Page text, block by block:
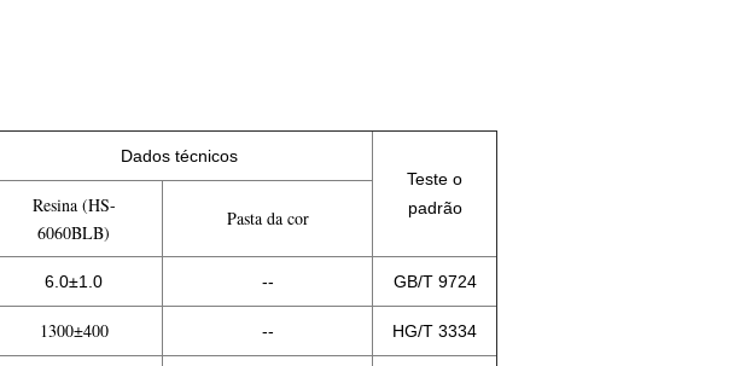
Dados técnicos
Teste o
padrão
Resina (HS-
6060BLB)
Pasta da cor
6.0±1.0 -- GB/T 9724
1300±400 -- HG/T 3334